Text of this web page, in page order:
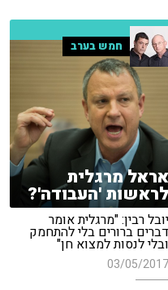
חמש בערב
אראל מרגלית
לראשות 'העבודה'?
יובל רבין: "מרגלית אומר
דברים ברורים בלי להתחמק
ובלי לנסות למצוא חן"
03/05/2017